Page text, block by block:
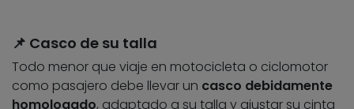
📌 Casco de su talla
Todo menor que viaje en motocicleta o ciclomotor
como pasajero debe llevar un casco debidamente
homologado, adaptado a su talla y ajustar su cinta